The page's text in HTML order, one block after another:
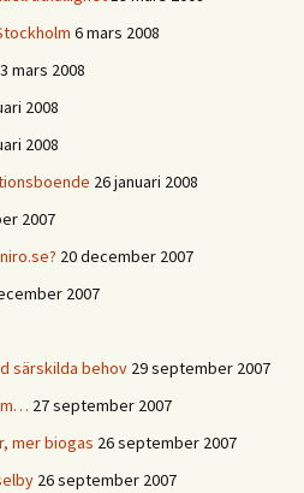
6 mars 2008
3 mars 2008
2008
2008
26 januari 2008
2007
20 december 2007
2007
särskilda behov 29 september 2007
27 september 2007
mer biogas 26 september 2007
26 september 2007